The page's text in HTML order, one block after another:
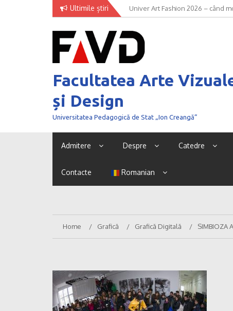
Ultimile știri
Univer Art Fashion 2026 – când
curaj de a fi văzut
Facultatea Arte
și Design
Universitatea Pedagogică de Stat „Ion Creangă”
Admitere Despre Catedre
Contacte Romanian
Home Grafică Grafică Digitală SIMBIOZA